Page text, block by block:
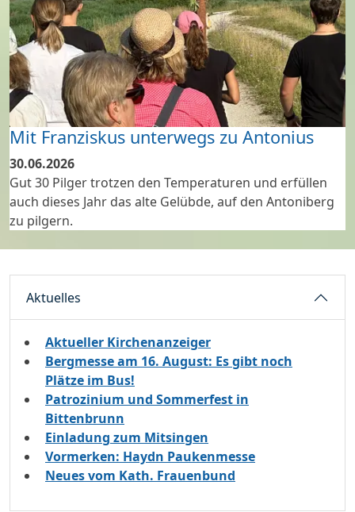
Mit Franziskus unterwegs zu Antonius
30.06.2026
Gut 30 Pilger trotzen den Temperaturen und erfüllen
auch dieses Jahr das alte Gelübde, auf den Antoniberg
zu pilgern.
Aktuelles
Aktueller Kirchenanzeiger
Bergmesse am 16. August: Es gibt noch
Plätze im Bus!
Patrozinium und Sommerfest in
Bittenbrunn
Einladung zum Mitsingen
Vormerken: Haydn Paukenmesse
Neues vom Kath. Frauenbund